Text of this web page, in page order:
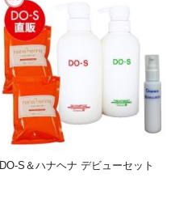
DO-S＆ハナヘナ デビューセット